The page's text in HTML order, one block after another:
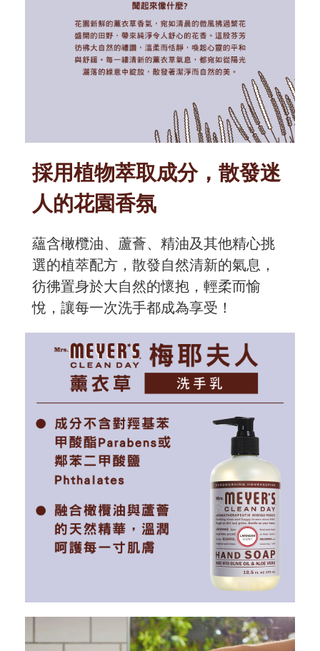
採用植物萃取成分，散發迷
人的花園香氛
蘊含橄欖油、蘆薈、精油及其他精心挑
選的植萃配方，散發自然清新的氣息，
彷彿置身於大自然的懷抱，輕柔而愉
悅，讓每一次洗手都成為享受！